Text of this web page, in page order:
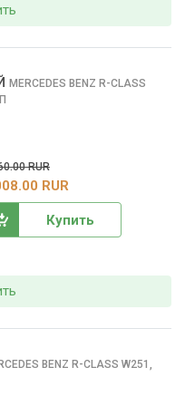
MERCEDES BENZ R-CLASS
RUR
RUR
Купить
BENZ R-CLASS W251,